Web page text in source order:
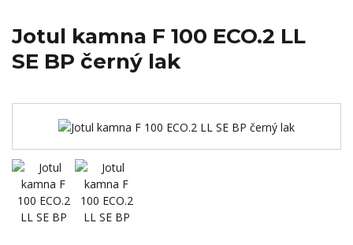
Jotul kamna F 100 ECO.2 LL
SE BP černý lak